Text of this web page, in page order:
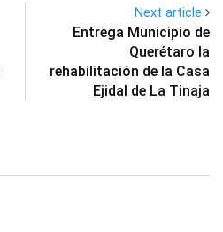
Next article
Entrega Municipio de
Querétaro la
rehabilitación de la Casa
Ejidal de La Tinaja